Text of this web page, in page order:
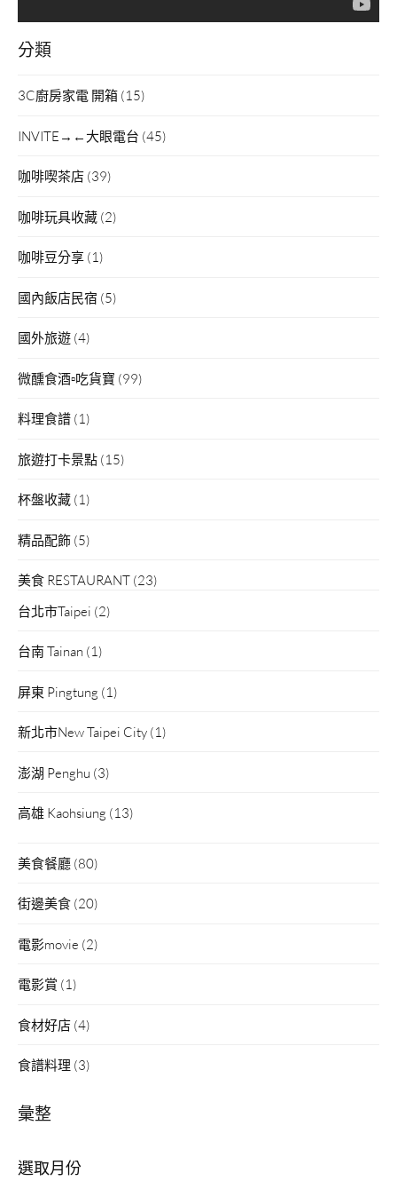
分類
3C廚房家電 開箱 (15)
INVITE→←大眼電台 (45)
咖啡喫茶店 (39)
咖啡玩具收藏 (2)
咖啡豆分享 (1)
國內飯店民宿 (5)
國外旅遊 (4)
微醺食酒▫吃貨寶 (99)
料理食譜 (1)
旅遊打卡景點 (15)
杯盤收藏 (1)
精品配飾 (5)
美食 RESTAURANT (23)
台北市Taipei (2)
台南 Tainan (1)
屏東 Pingtung (1)
新北市New Taipei City (1)
澎湖 Penghu (3)
高雄 Kaohsiung (13)
美食餐廳 (80)
街邊美食 (20)
電影movie (2)
電影賞 (1)
食材好店 (4)
食譜料理 (3)
彙整
整